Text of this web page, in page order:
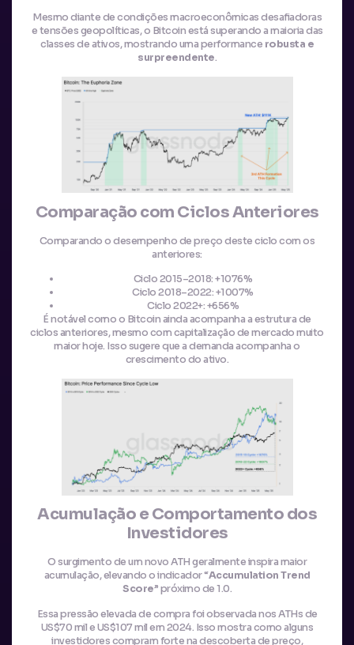
Mesmo diante de condições macroeconômicas desafiadoras
e tensões geopolíticas, o Bitcoin está superando a maioria das
classes de ativos, mostrando uma performance robusta e
surpreendente.
Comparação com Ciclos Anteriores
Comparando o desempenho de preço deste ciclo com os
anteriores:
Ciclo 2015–2018: +1076%
Ciclo 2018–2022: +1007%
Ciclo 2022+: +656%
É notável como o Bitcoin ainda acompanha a estrutura de
ciclos anteriores, mesmo com capitalização de mercado muito
maior hoje. Isso sugere que a demanda acompanha o
crescimento do ativo.
Acumulação e Comportamento dos
Investidores
O surgimento de um novo ATH geralmente inspira maior
acumulação, elevando o indicador “Accumulation Trend
Score” próximo de 1.0.
Essa pressão elevada de compra foi observada nos ATHs de
US$70 mil e US$107 mil em 2024. Isso mostra como alguns
investidores compram forte na descoberta de preço,